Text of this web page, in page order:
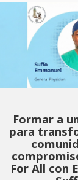
Formar a
para
For All con